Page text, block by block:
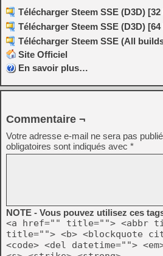
Télécharger Steem SSE (D3D)
Télécharger Steem SSE (D3D)
Télécharger Steem SSE (All
Site Officiel
En savoir plus…
Commentaire ¬
Votre adresse e-mail ne sera pas
obligatoires sont indiqués avec *
NOTE - Vous pouvez utilisez ces
<a href="" title=""> <abbr
title=""> <b> <blockquote
<code> <del datetime="">